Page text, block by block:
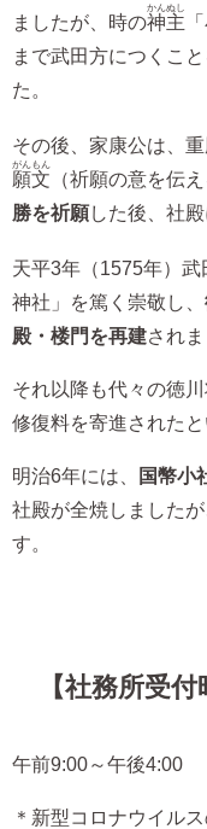
ましたが、時の神主
かんぬし
まで武田方につくこと
た。
その後、家康公は、
願文
がんもん
（祈願の意を伝
勝を祈願した後、社
天平3年（1575年）武
神社」を篤く崇敬し、
殿・楼門を再建されま
それ以降も代々の徳
修復料を寄進されたと
明治6年には、 国幣小
社殿が全焼しました
す。
【社務所受付
午前9:00～午後4:00
＊新型コロナウイル